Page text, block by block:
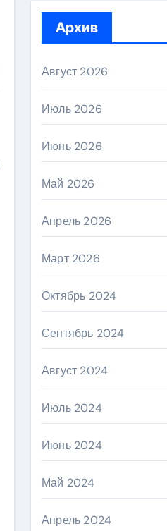
Архив
Август 2026
Июль 2026
Июнь 2026
Май 2026
Апрель 2026
Март 2026
Октябрь 2024
Сентябрь 2024
Август 2024
Июль 2024
Июнь 2024
Май 2024
Апрель 2024